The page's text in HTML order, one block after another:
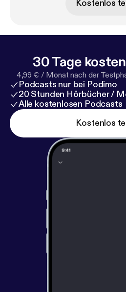
Kostenlos
30 Tage
4,99 € / Monat nach der
Podcasts nur bei Podimo
20 Stunden Hörbücher /
Alle kostenlosen Podcasts
Kostenlos